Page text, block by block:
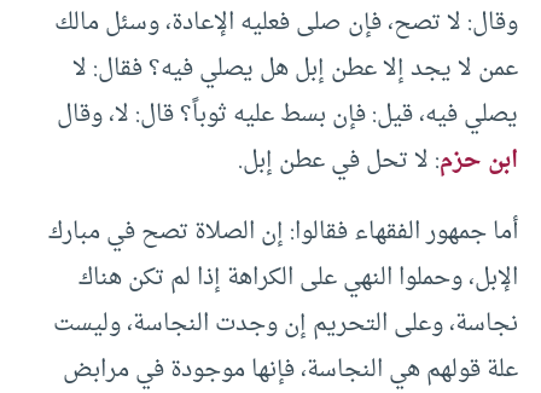
وقال: لا تصح، فإن صلى فعليه الإعادة، وسئل مالك
عمن لا يجد إلا عطن إبل هل يصلي فيه؟ فقال: لا
يصلي فيه، قيل: فإن بسط عليه ثوباً؟ قال: لا، وقال
ابن حزم: لا تحل في عطن إبل.
أما جمهور الفقهاء فقالوا: إن الصلاة تصح في مبارك
الإبل، وحملوا النهي على الكراهة إذا لم تكن هناك
نجاسة، وعلى التحريم إن وجدت النجاسة، وليست
علة قولهم هي النجاسة، فإنها موجودة في مرابض